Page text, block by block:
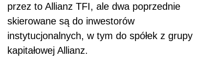
przez to Allianz TFI, ale dwa poprzednie
skierowane są do inwestorów
instytucjonalnych, w tym do spółek z grupy
kapitałowej Allianz.